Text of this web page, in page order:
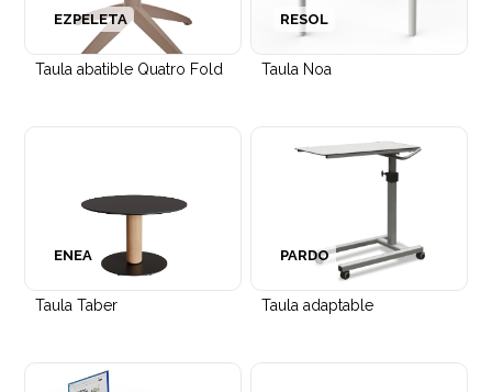
Taula abatible Quatro Fold
EZPELETA
Taula Noa
RESOL
Taula Taber
ENEA
Taula adaptable
PARDO